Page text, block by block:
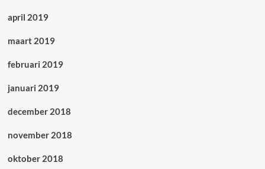
april 2019
maart 2019
februari 2019
januari 2019
december 2018
november 2018
oktober 2018